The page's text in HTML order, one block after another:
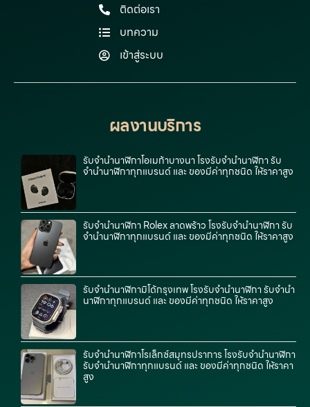
ติดต่อเรา
บทความ
เข้าสู่ระบบ
ผลงานบริการ
รับจำนำนาฬิกาโอเมก้าบางนา โรงรับจำนำนาฬิกา รับ
จำนำนาฬิกาทุกแบรนด์ และ ของมีค่าทุกชนิด ให้ราคาสูง
รับจำนำนาฬิกา Rolex ลาดพร้าว โรงรับจำนำนาฬิกา รับ
จำนำนาฬิกาทุกแบรนด์ และ ของมีค่าทุกชนิด ให้ราคาสูง
รับจำนำนาฬิกามิโด้กรุงเทพ โรงรับจำนำนาฬิกา รับจำนำ
นาฬิกาทุกแบรนด์ และ ของมีค่าทุกชนิด ให้ราคาสูง
รับจำนำนาฬิกาโรเล็กซ์สมุทรปราการ โรงรับจำนำนาฬิกา
รับจำนำนาฬิกาทุกแบรนด์ และ ของมีค่าทุกชนิด ให้ราคา
สูง